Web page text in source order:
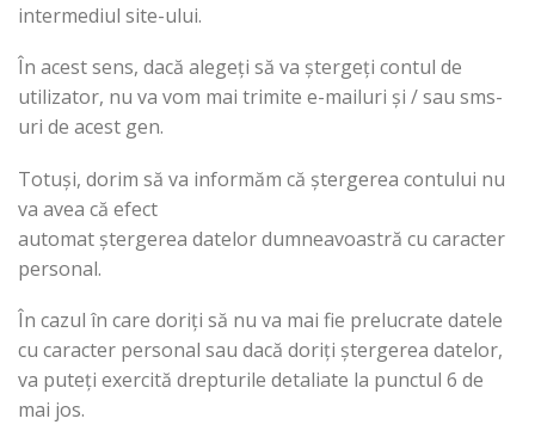
intermediul site-ului.
În acest sens, dacă alegeți să va ștergeți contul de
utilizator, nu va vom mai trimite e-mailuri și / sau sms-
uri de acest gen.
Totuși, dorim să va informăm că ștergerea contului nu
va avea că efect
automat ștergerea datelor dumneavoastră cu caracter
personal.
În cazul în care doriți să nu va mai fie prelucrate datele
cu caracter personal sau dacă doriți ștergerea datelor,
va puteți exercită drepturile detaliate la punctul 6 de
mai jos.